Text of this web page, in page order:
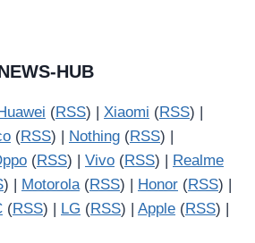
HUB
Huawei (RSS) | Xiaomi (RSS) |
(RSS) | Nothing (RSS) |
(RSS) | Vivo (RSS) |
Realme
) | Motorola(RSS) | Honor (RSS) |
(RSS) | LG (RSS) | Apple (RSS) |